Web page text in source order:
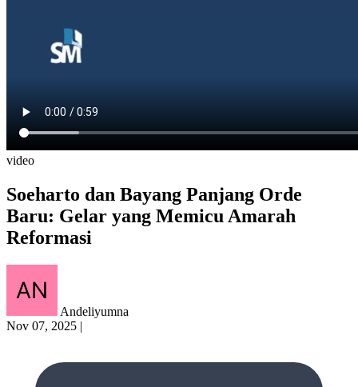
video
Soeharto dan Bayang Panjang Orde
Baru: Gelar yang Memicu Amarah
Reformasi
Andeliyumna
Nov 07, 2025 |